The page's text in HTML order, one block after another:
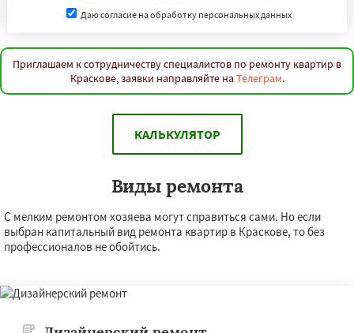
Даю согласие на обработку персональных данных
Приглашаем к сотрудничеству специалистов по ремонту квартир в
Краскове, заявки направляйте на Телеграм.
КАЛЬКУЛЯТОР
Виды ремонта
С мелким ремонтом хозяева могут справиться сами. Но если
выбран капитальный вид ремонта квартир в Краскове, то без
профессионалов не обойтись.